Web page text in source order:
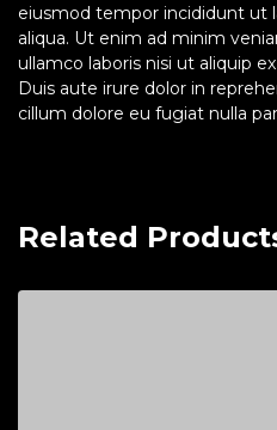
eiusmod tempor incididunt ut
aliqua. Ut enim ad minim
ullamco laboris nisi ut aliquip
Duis aute irure dolor in
cillum dolore eu fugiat nulla
Related